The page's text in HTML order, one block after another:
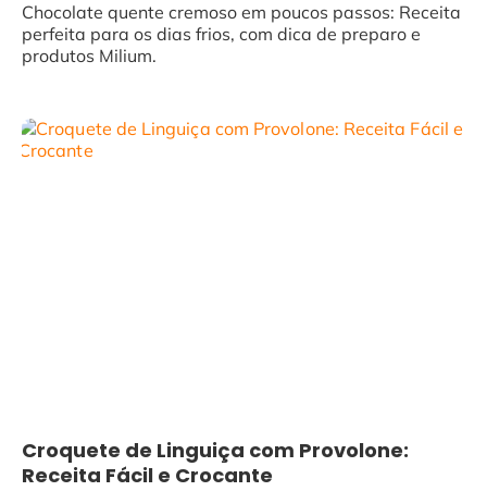
Chocolate quente cremoso em poucos passos: Receita
perfeita para os dias frios, com dica de preparo e
produtos Milium.
Croquete de Linguiça com Provolone:
Receita Fácil e Crocante